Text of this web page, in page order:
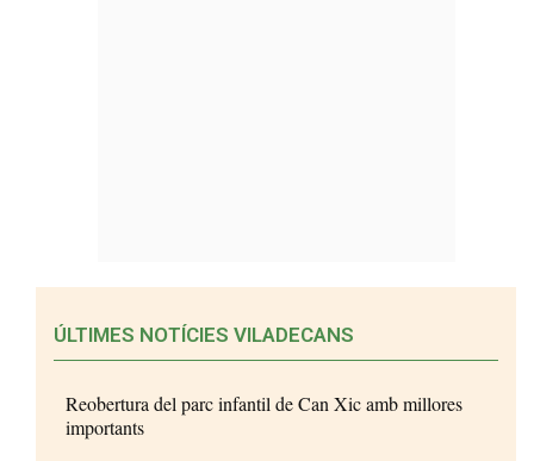
ÚLTIMES NOTÍCIES VILADECANS
Reobertura del parc infantil de Can Xic amb millores
importants